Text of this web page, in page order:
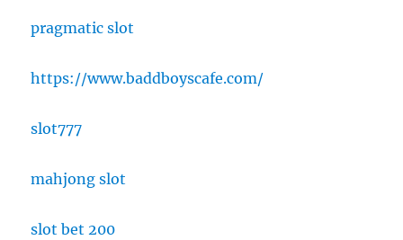
pragmatic slot
https://www.baddboyscafe.com/
slot777
mahjong slot
slot bet 200